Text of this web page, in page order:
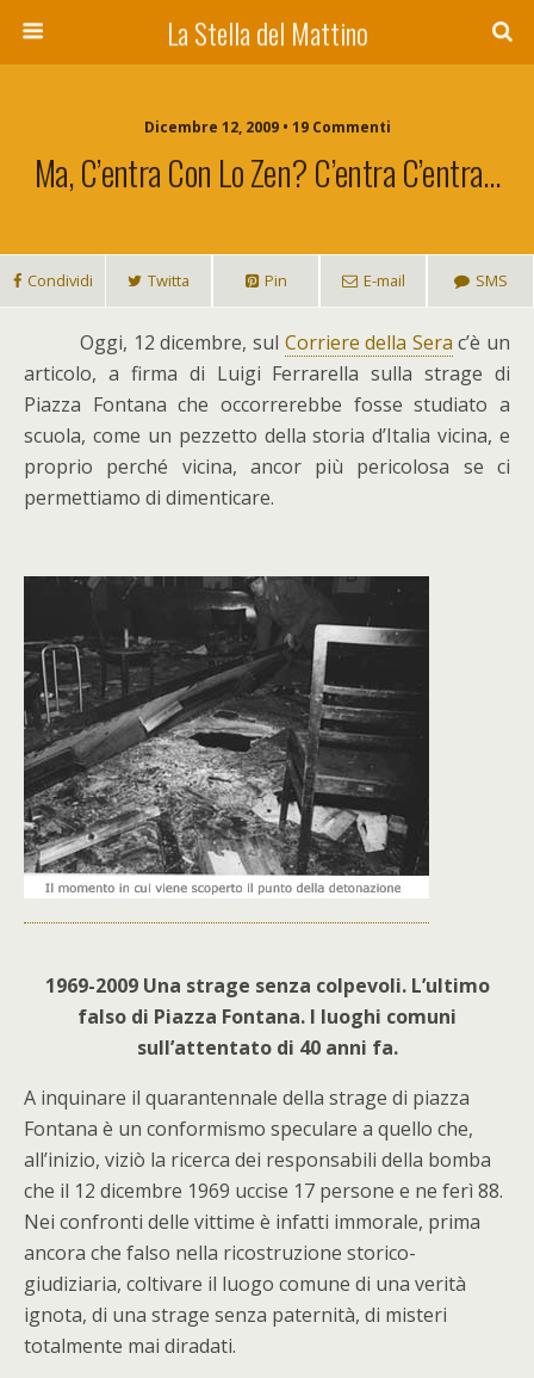
La Stella del Mattino
Dicembre 12, 2009 • 19 Commenti
Ma, C’entra Con Lo Zen? C’entra C’entra…
Condividi Twitta Pin E-mail SMS
Oggi, 12 dicembre, sul Corriere della Sera c’è un
articolo, a firma di Luigi Ferrarella sulla strage di
Piazza Fontana che occorrerebbe fosse studiato a
scuola, come un pezzetto della storia d’Italia vicina, e
proprio perché vicina, ancor più pericolosa se ci
permettiamo di dimenticare.
1969-2009 Una strage senza colpevoli. L’ultimo
falso di Piazza Fontana. I luoghi comuni
sull’attentato di 40 anni fa.
A inquinare il quarantennale della strage di piazza
Fontana è un conformismo speculare a quello che,
all’inizio, viziò la ricerca dei responsabili della bomba
che il 12 dicembre 1969 uccise 17 persone e ne ferì 88.
Nei confronti delle vittime è infatti immorale, prima
ancora che falso nella ricostruzione storico-
giudiziaria, coltivare il luogo comune di una verità
ignota, di una strage senza paternità, di misteri
totalmente mai diradati.